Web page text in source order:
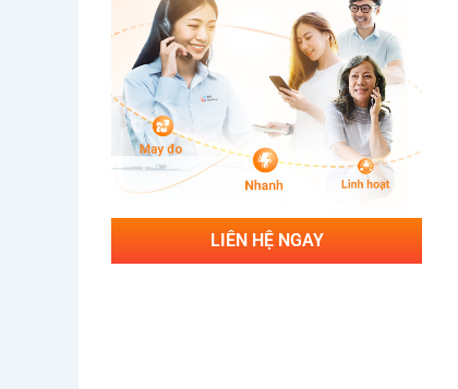
LIÊN HỆ NGAY